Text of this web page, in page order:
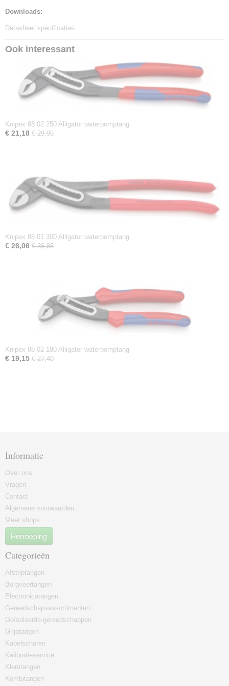
Downloads:
Datasheet specificaties
Ook interessant
Knipex 88 02 250 Alligator waterpomptang
€ 21,18 € 29,95
Knipex 88 01 300 Alligator waterpomptang
€ 26,06 € 36,85
Knipex 88 02 180 Alligator waterpomptang
€ 19,15 € 27,40
Informatie
Over ons
Vragen
Contact
Algemene voorwaarden
Meer shops
Herroeping
Categorieën
Afstriptangen
Borgveertangen
Electronicatangen
Gereedschapsassortimenten
Geïsoleerde-gereedschappen
Grijptangen
Kabelscharen
Kalibratieservice
Klemtangen
Kombitangen